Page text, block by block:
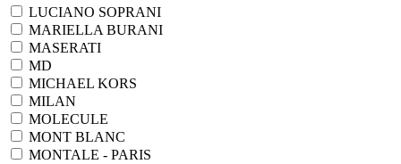
LUCIANO SOPRANI
MARIELLA BURANI
MASERATI
MD
MICHAEL KORS
MILAN
MOLECULE
MONT BLANC
MONTALE - PARIS